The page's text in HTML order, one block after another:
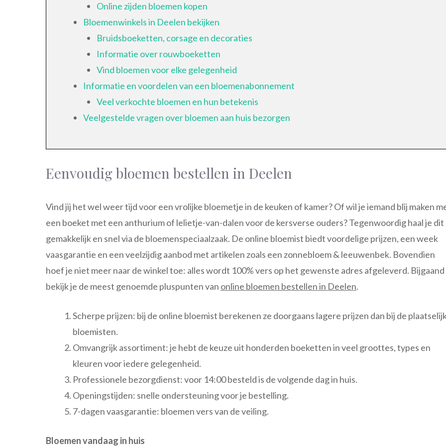
Online zijden bloemen kopen
Bloemenwinkels in Deelen bekijken
Bruidsboeketten, corsage en decoraties
Informatie over rouwboeketten
Vind bloemen voor elke gelegenheid
Informatie en voordelen van een bloemenabonnement
Veel verkochte bloemen en hun betekenis
Veelgestelde vragen over bloemen aan huis bezorgen
Eenvoudig bloemen bestellen in Deelen
Vind jij het wel weer tijd voor een vrolijke bloemetje in de keuken of kamer? Of wil je iemand blij maken
een boeket met een anthurium of lelietje-van-dalen voor de kersverse ouders? Tegenwoordig haal je dit
gemakkelijk en snel via de bloemenspeciaalzaak. De online bloemist biedt voordelige prijzen, een week
vaasgarantie en een veelzijdig aanbod met artikelen zoals een zonnebloem & leeuwenbek. Bovendien
hoef je niet meer naar de winkel toe: alles wordt 100% vers op het gewenste adres afgeleverd. Bijgaand
bekijk je de meest genoemde pluspunten van online bloemen bestellen in Deelen.
Scherpe prijzen: bij de online bloemist berekenen ze doorgaans lagere prijzen dan bij de
bloemisten.
Omvangrijk assortiment: je hebt de keuze uit honderden boeketten in veel groottes, types en
kleuren voor iedere gelegenheid.
Professionele bezorgdienst: voor 14:00 besteld is de volgende dag in huis.
Openingstijden: snelle ondersteuning voor je bestelling.
7-dagen vaasgarantie: bloemen vers van de veiling.
Bloemen vandaag in huis